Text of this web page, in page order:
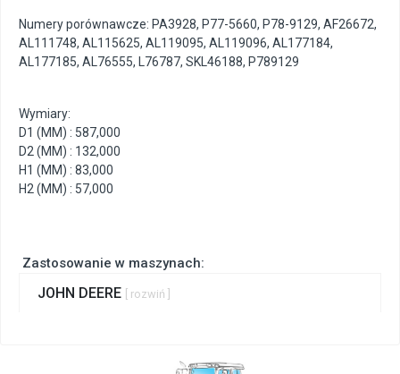
Zastosowanie w maszynach:
JOHN DEERE [ rozwiń ]
Numery porównawcze: PA3928, P77-5660, P78-9129, AF26672,
AL111748, AL115625, AL119095, AL119096, AL177184,
AL177185, AL76555, L76787, SKL46188, P789129
Wymiary:
D1 (MM) : 587,000
D2 (MM) : 132,000
H1 (MM) : 83,000
H2 (MM) : 57,000